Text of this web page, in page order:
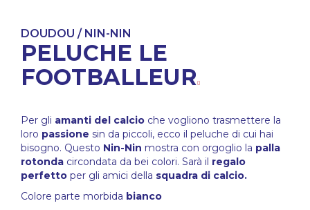
DOUDOU / NIN-NIN
PELUCHE LE
FOOTBALLEUR
Per gli amanti del calcio che vogliono trasmettere la
loro passione sin da piccoli, ecco il peluche di cui hai
bisogno. Questo Nin-Nin mostra con orgoglio la palla
rotonda circondata da bei colori. Sarà il regalo
perfetto per gli amici della squadra di calcio.
Colore parte morbida bianco